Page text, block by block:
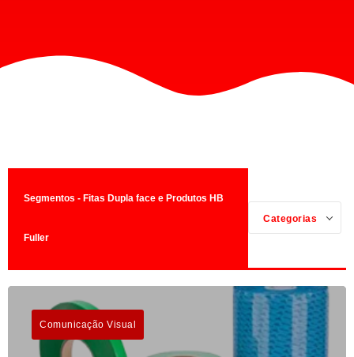
Segmentos - Fitas Dupla face e Produtos HB
Fuller
Categorias
Comunicação Visual